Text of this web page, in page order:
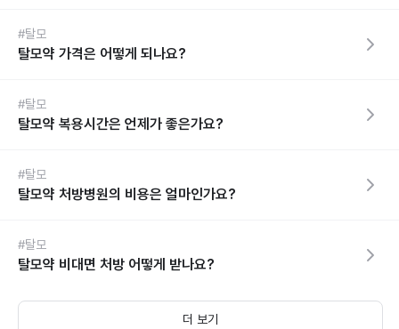
#탈모
탈모약 가격은 어떻게 되나요?
#탈모
탈모약 복용시간은 언제가 좋은가요?
#탈모
탈모약 처방병원의 비용은 얼마인가요?
#탈모
탈모약 비대면 처방 어떻게 받나요?
더 보기